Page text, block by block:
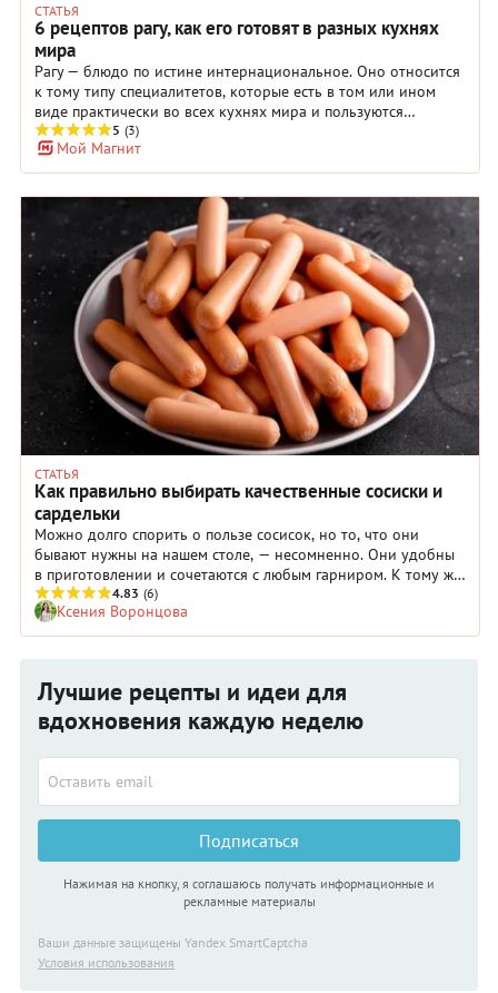
СТАТЬЯ
6 рецептов рагу, как его готовят в разных кухнях
мира
Рагу — блюдо по истине интернациональное. Оно относится
к тому типу специалитетов, которые есть в том или ином
виде практически во всех кухнях мира и пользуются
всеобщей любовью. Все рецепты, будь то рагу с картошкой
или мясом, морепродуктами, рыбное, грибное или рагу с
овощами, объединяет простота приготовления. Продукты
сначала быстро обжариваются, а затем тушатся — в
собственном соку, в соусе, с небольшим количеством воды
или вина, в специях и травах — вот и вся технология. В
нашей подборке вы найдете самые интересные варианты
«возбуждающего аппетит» (именно так переводится с
французского слово ragu) блюда, собранные в разных частях
света. Нежное соте со сладким перцем и шампиньонами из
Прованса; основательное греческое коккинисто с говядиной
и овощами; пикантное испанское софрито с курицей,
каперсами и маслинами; необычное венгерское рагу из
морского окуня; экзотическое куриное карри в кокосовом
молоке по-малазийски; брутальное португальское молья де
карне — все рагу настолько хороши, что выбор предстоит
сложный…Но такой вкусный!
5 (3)
Мой Магнит
СТАТЬЯ
Как правильно выбирать качественные сосиски и
сардельки
Можно долго спорить о пользе сосисок, но то, что они
бывают нужны на нашем столе, — несомненно. Они удобны
в приготовлении и сочетаются с любым гарниром. К тому же
выбор сосисок так велик, что можно найти
даже «натуральные», без лишних добавок. Да, вкус и
плотность у них другие, но это уже другой вопрос. Сейчас
4.83 (6)
Ксения Воронцова
Лучшие рецепты и идеи для
вдохновения каждую неделю
Подписаться
Нажимая на кнопку, я соглашаюсь получать информационные и
рекламные материалы
Ваши данные защищены Yandex SmartCaptcha
Условия использования